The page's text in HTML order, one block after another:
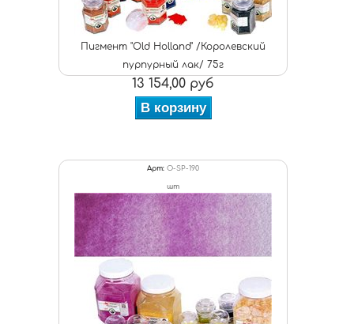
Пигмент "Old Holland" /Королевский
пурпурный лак/ 75г
13 154,00 руб
В корзину
Арт: O-SP-190
шт